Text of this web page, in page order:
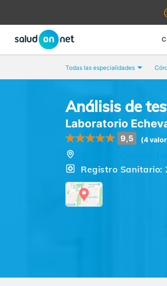
Todas las especialidades
Análisis de
Laboratorio
9,5 (4
Avenida Cruz de
Registro Sanitario: